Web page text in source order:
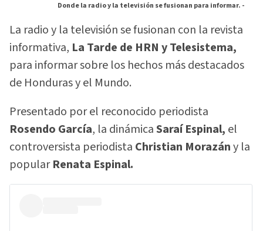
Donde la radio y la televisión se fusionan para informar. -
La radio y la televisión se fusionan con la revista
informativa, La Tarde de HRN y Telesistema,
para informar sobre los hechos más destacados
de Honduras y el Mundo.
Presentado por el reconocido periodista
Rosendo García, la dinámicaSaraí Espinal, el
controversista periodista Christian Morazány la
popularRenata Espinal.